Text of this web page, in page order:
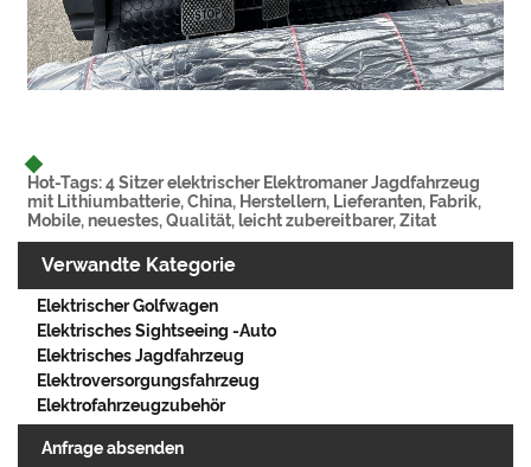
Hot-Tags: 4 Sitzer elektrischer Elektromaner Jagdfahrzeug
mit Lithiumbatterie, China, Herstellern, Lieferanten, Fabrik,
Mobile, neuestes, Qualität, leicht zubereitbarer, Zitat
Verwandte Kategorie
Elektrischer Golfwagen
Elektrisches Sightseeing -Auto
Elektrisches Jagdfahrzeug
Elektroversorgungsfahrzeug
Elektrofahrzeugzubehör
Anfrage absenden